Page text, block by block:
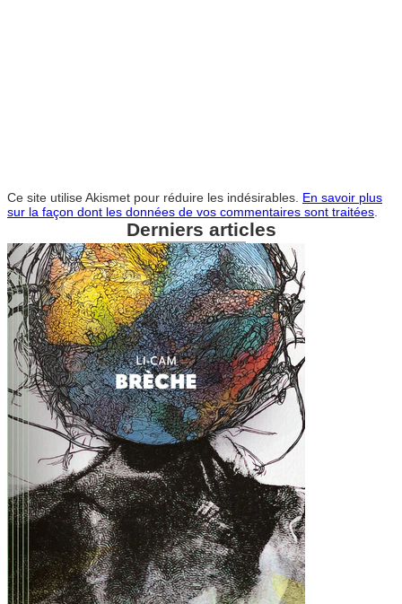
Ce site utilise Akismet pour réduire les indésirables. En savoir plus
sur la façon dont les données de vos commentaires sont traitées
Derniers articles